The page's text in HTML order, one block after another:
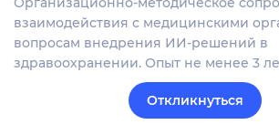
взаимодействия с медицинскими
вопросам внедрения ИИ-решений в
здравоохранении. Опыт не менее 3
Откликнуться